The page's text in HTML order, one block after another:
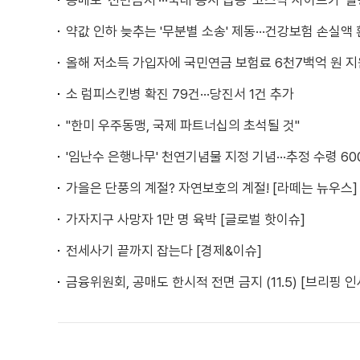
약값 인하 늦추는 '무분별 소송' 제동···건강보험 손실액
올해 저소득 가입자에 국민연금 보험료 6천7백억 원 지
소 럼피스킨병 확진 79건···당진서 1건 추가
"한미 우주동맹, 국제 파트너십의 초석될 것"
'임난수 은행나무' 천연기념물 지정 기념···추정 수령
가을은 단풍의 계절? 자연보호의 계절! [라떼는 뉴우스]
가자지구 사망자 1만 명 육박 [글로벌 핫이슈]
전세사기 끝까지 잡는다 [경제&이슈]
금융위원회, 공매도 한시적 전면 금지 (11.5) [브리핑 인